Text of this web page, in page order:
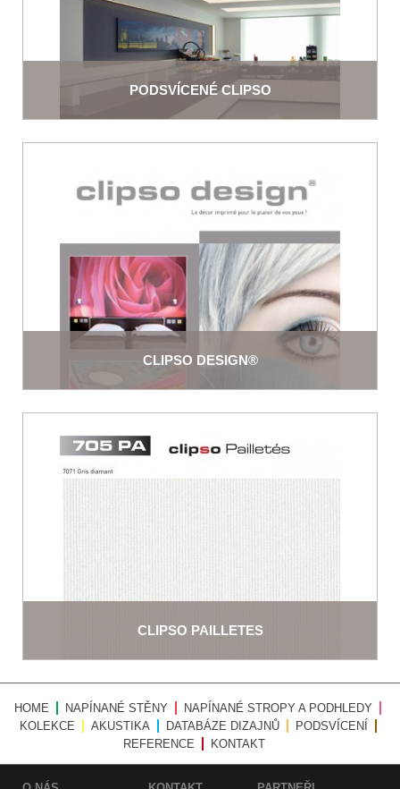
PODSVÍCENÉ CLIPSO
CLIPSO DESIGN®
CLIPSO PAILLETES
HOME NAPÍNANÉ STĚNY
NAPÍNANÉ STROPY A PODHLEDY
KOLEKCE
AKUSTIKA DATABÁZE DIZAJNŮ
PODSVÍCENÍ
REFERENCE
KONTAKT